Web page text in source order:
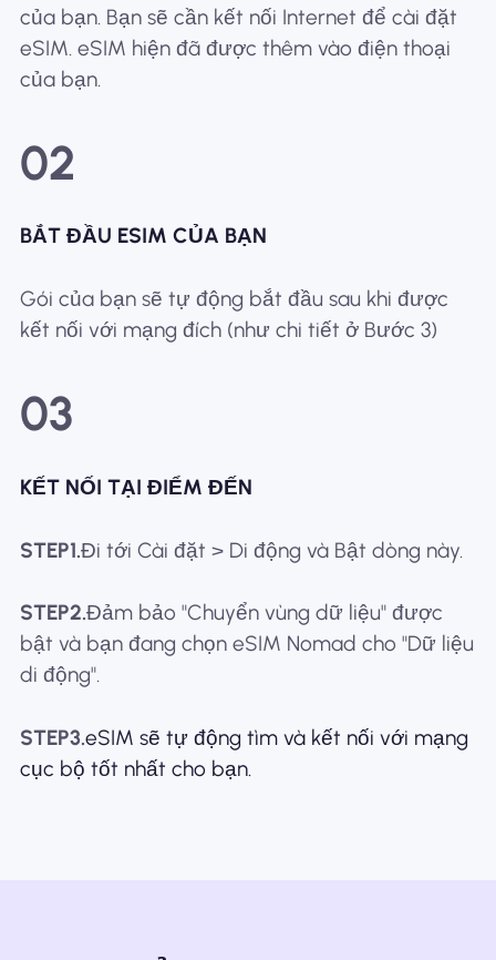
của bạn. Bạn sẽ cần kết nối Internet để cài đặt
eSIM. eSIM hiện đã được thêm vào điện thoại
của bạn.
02
BẮT ĐẦU ESIM CỦA BẠN
Gói của bạn sẽ tự động bắt đầu sau khi được
kết nối với mạng đích (như chi tiết ở Bước 3)
03
KẾT NỐI TẠI ĐIỂM ĐẾN
STEP1.Đi tới Cài đặt > Di động và Bật dòng này.
STEP2.Đảm bảo "Chuyển vùng dữ liệu" được
bật và bạn đang chọn eSIM Nomad cho "Dữ liệu
di động".
STEP3.eSIM sẽ tự động tìm và kết nối với mạng
cục bộ tốt nhất cho bạn.